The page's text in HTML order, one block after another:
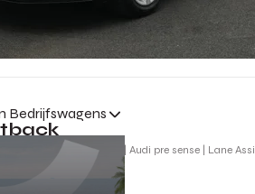
Bedrijfswagens
| Virtual Cockpit | Audi pre sense | Lane